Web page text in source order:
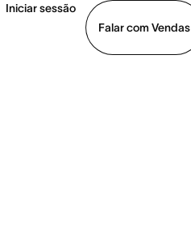
Iniciar sessão
Falar com Vendas